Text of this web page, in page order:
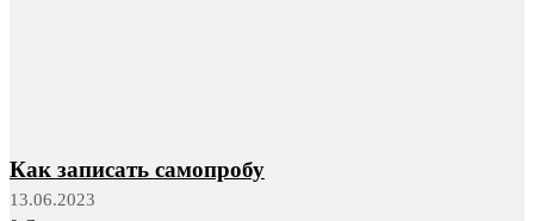
Как записать самопробу
13.06.2023